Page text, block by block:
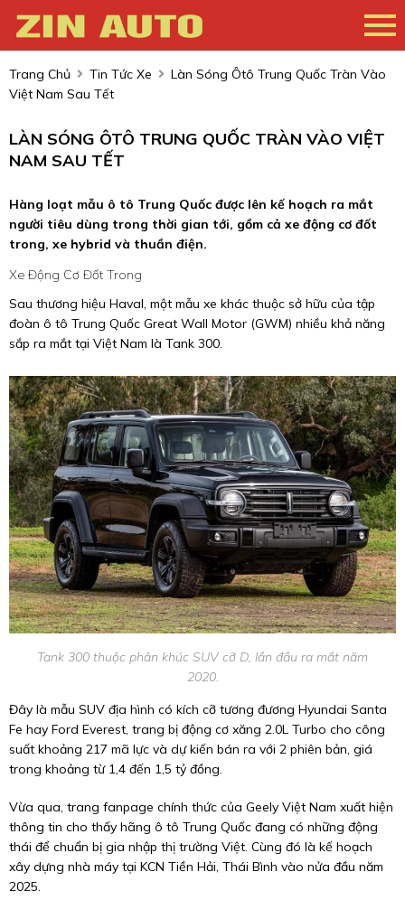
Trang Chủ Tin Tức Xe
Làn Sóng Ôtô Trung Quốc Tràn Vào
Việt Nam Sau Tết
LÀN SÓNG ÔTÔ TRUNG QUỐC TRÀN VÀO VIỆT
NAM SAU TẾT
Hàng loạt mẫu ô tô Trung Quốc được lên kế hoạch ra mắt
người tiêu dùng trong thời gian tới, gồm cả xe động cơ đốt
trong, xe hybrid và thuần điện.
Xe Động Cơ Đốt Trong
Sau thương hiệu Haval, một mẫu xe khác thuộc sở hữu của tập
đoàn ô tô Trung Quốc Great Wall Motor (GWM) nhiều khả năng
sắp ra mắt tại Việt Nam là Tank 300.
Tank 300 thuộc phân khúc SUV cỡ D, lần đầu ra mắt năm
2020.
Đây là mẫu SUV địa hình có kích cỡ tương đương Hyundai Santa
Fe hay Ford Everest, trang bị động cơ xăng 2.0L Turbo cho công
suất khoảng 217 mã lực và dự kiến bán ra với 2 phiên bản, giá
trong khoảng từ 1,4 đến 1,5 tỷ đồng.
Vừa qua, trang fanpage chính thức của Geely Việt Nam xuất hiện
thông tin cho thấy hãng ô tô Trung Quốc đang có những động
thái để chuẩn bị gia nhập thị trường Việt. Cùng đó là kế hoạch
xây dựng nhà máy tại KCN Tiền Hải, Thái Bình vào nửa đầu năm
2025.